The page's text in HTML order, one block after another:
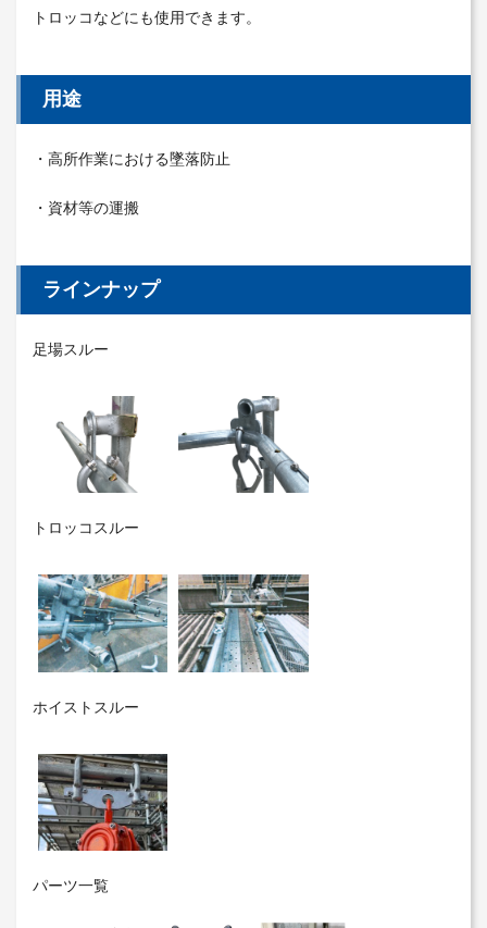
トロッコなどにも使用できます。
用途
・高所作業における墜落防止
・資材等の運搬
ラインナップ
足場スルー
トロッコスルー
ホイストスルー
パーツ一覧